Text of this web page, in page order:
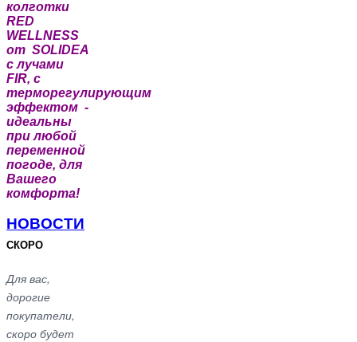
колготки
RED
WELLNESS
от SOLIDEA
с лучами
FIR, с
терморегулирующим
эффектом -
идеальны
при любой
переменной
погоде, для
Вашего
комфорта!
НОВОСТИ
СКОРО
Для вас,
дорогие
покупатели,
скоро будет